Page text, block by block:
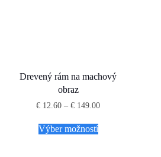
Drevený rám na machový
obraz
€ 12.60 – € 149.00Price
Výber možnostíprodukt